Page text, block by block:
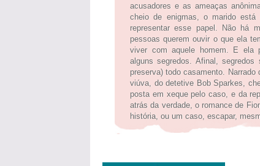
acusadores e as ameaças
cheio de enigmas, o marido
representar esse papel. Não há
pessoas querem ouvir o que ela
viver com aquele homem. E ela
alguns segredos. Afinal,
preserva) todo casamento.
viúva, do detetive Bob Sparkes,
posta em xeque pelo caso, e da
atrás da verdade, o romance de
história, ou um caso, escapar,